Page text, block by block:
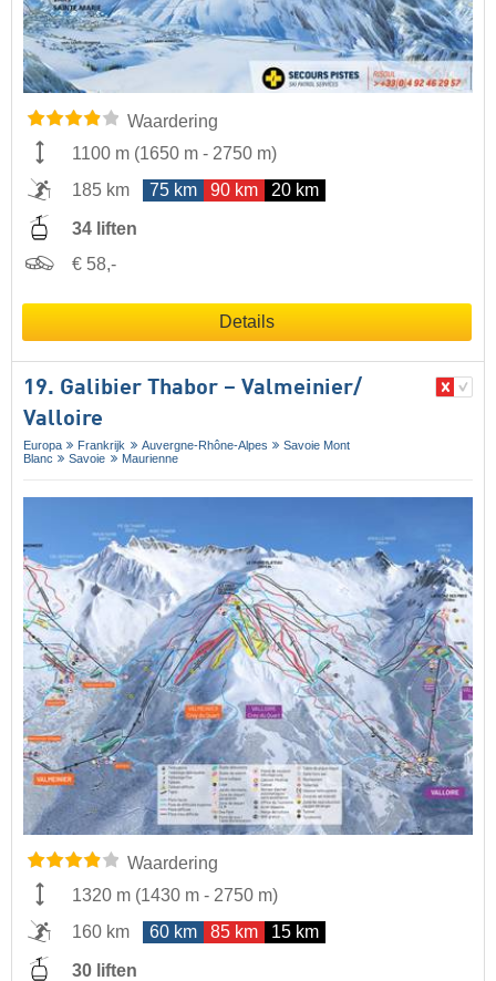
Waardering
1100 m (1650 m - 2750 m)
185 km
75 km 90 km 20 km
34 liften
€ 58,-
Details
19. Galibier Thabor – Valmeinier/​
Valloire
Europa Frankrijk Auvergne-Rhône-Alpes
Savoie Mont
Blanc
Savoie Maurienne
Waardering
1320 m (1430 m - 2750 m)
160 km
60 km 85 km 15 km
30 liften